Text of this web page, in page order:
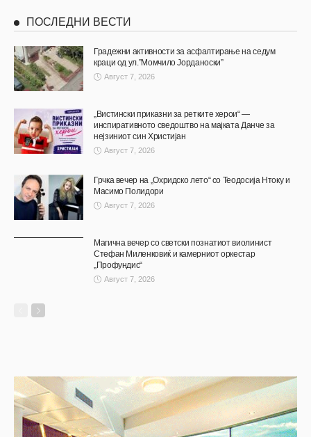
ПОСЛЕДНИ ВЕСТИ
Градежни активности за асфалтирање на седум
краци од ул.”Момчило Јорданоски”
Август 7, 2026
„Вистински приказни за ретките херои“ —
инспиративното сведоштво на мајката Данче за
нејзиниот син Христијан
Август 7, 2026
Грчка вечер на „Охридско лето“ со Теодосија Нтоку и
Масимо Полидори
Август 7, 2026
Магична вечер со светски познатиот виолинист
Стефан Миленковиќ и камерниот оркестар
„Профундис“
Август 7, 2026